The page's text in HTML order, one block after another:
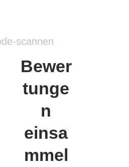
Bewer
tunge
n
einsa
mmel